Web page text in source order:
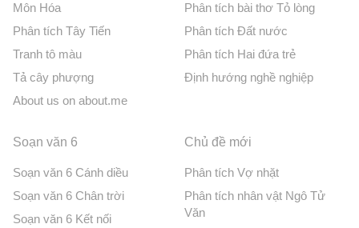
Môn Hóa
Phân tích Tây Tiến
Tranh tô màu
Tả cây phượng
About us on about.me
Phân tích bài thơ Tỏ lòng
Phân tích Đất nước
Phân tích Hai đứa trẻ
Định hướng nghề nghiệp
Soạn văn 6
Soạn văn 6 Cánh diều
Soạn văn 6 Chân trời
Soạn văn 6 Kết nối
Chủ đề mới
Phân tích Vợ nhặt
Phân tích nhân vật Ngô Tử
Văn